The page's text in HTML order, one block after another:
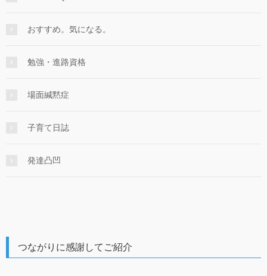
おすすめ。気になる。
勉強・進路資格
場面緘黙症
子育て日誌
発達凸凹
つながりに感謝してご紹介